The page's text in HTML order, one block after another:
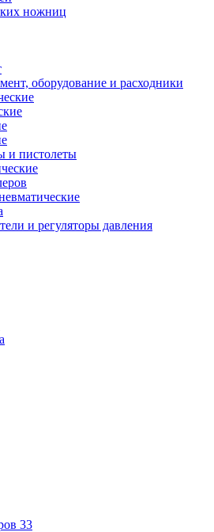
ножниц
оборудование и расходники
и пистолеты
и регуляторы давления
33